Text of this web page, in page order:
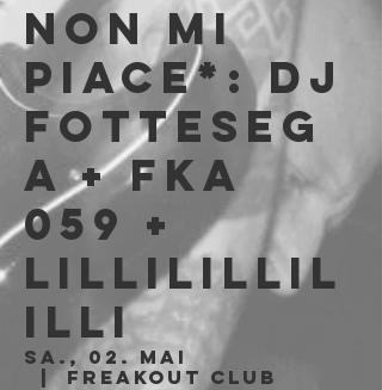
NON MI
PIACE*: Dj
fotteseg
a + FKA
059 +
Lillilillil
illi
Sa., 02. Mai
  |
Freakout Club